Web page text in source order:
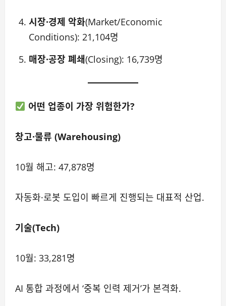
시장·경제 악화(Market/Economic
Conditions): 21,104명
매장·공장 폐쇄(Closing): 16,739명
어떤 업종이 가장 위험한가?
창고·물류 (Warehousing)
10월 해고: 47,878명
자동화·로봇 도입이 빠르게 진행되는 대표적 산업.
기술(Tech)
10월: 33,281명
AI 통합 과정에서 ‘중복 인력 제거’가 본격화.